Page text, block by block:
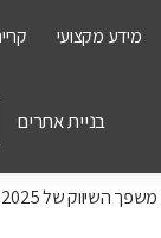
מידע מקצועי
בניית אתרים
משפך השיווק של 2025: כך בינה מלאכותית משנה את הדרך ללקוחות שלכם